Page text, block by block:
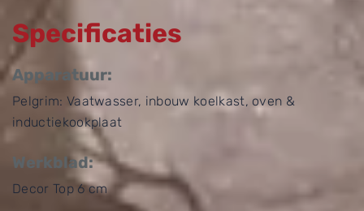
Specificaties
Apparatuur:
Pelgrim: Vaatwasser, inbouw koelkast, oven &
inductiekookplaat
Werkblad:
Decor Top 6 cm